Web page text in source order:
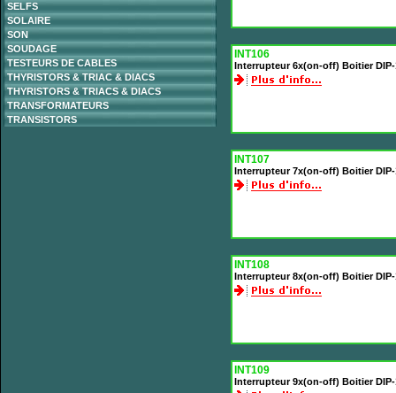
SELFS
SOLAIRE
SON
SOUDAGE
TESTEURS DE CABLES
THYRISTORS & TRIAC & DIACS
THYRISTORS & TRIACS & DIACS
TRANSFORMATEURS
TRANSISTORS
INT106
Interrupteur 6x(on-off) Boitier DIP-
INT107
Interrupteur 7x(on-off) Boitier DIP-
INT108
Interrupteur 8x(on-off) Boitier DIP-
INT109
Interrupteur 9x(on-off) Boitier DIP-